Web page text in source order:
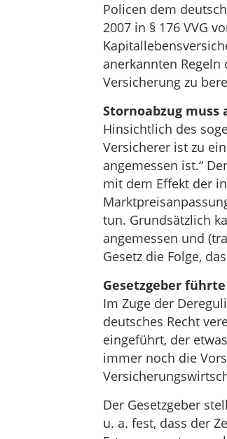
Policen dem
2007 in § 176 VVG
anerkannten
Versicherung zu
Stornoabzug muss
Hinsichtlich des
Versicherer ist zu
angemessen ist.“
mit dem Effekt der
tun. Grundsätzlich
angemessen und
Gesetz die Folge,
Gesetzgeber
Im Zuge der
deutsches Recht
eingeführt, der
immer noch die
Der Gesetzgeber
u. a. fest, dass der